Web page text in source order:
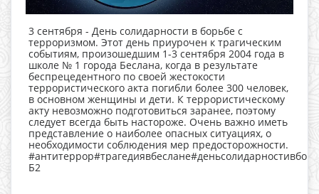
3 сентября - День солидарности в борьбе с
терроризмом. Этот день приурочен к трагическим
событиям, произошедшим 1-3 сентября 2004 года в
школе № 1 города Беслана, когда в результате
беспрецедентного по своей жестокости
террористического акта погибли более 300 человек,
в основном женщины и дети. К террористическому
акту невозможно подготовиться заранее, поэтому
следует всегда быть настороже. Очень важно иметь
представление о наиболее опасных ситуациях, о
необходимости соблюдения мер предосторожности.
Б2